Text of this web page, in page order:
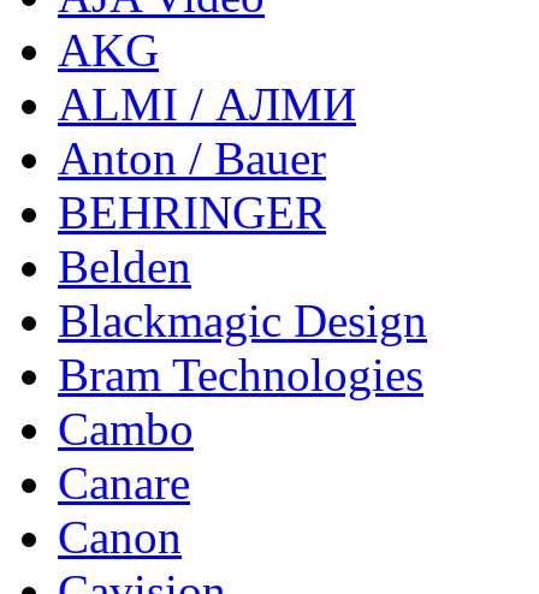
AKG
ALMI / АЛМИ
Anton / Bauer
BEHRINGER
Belden
Blackmagic Design
Bram Technologies
Cambo
Canare
Canon